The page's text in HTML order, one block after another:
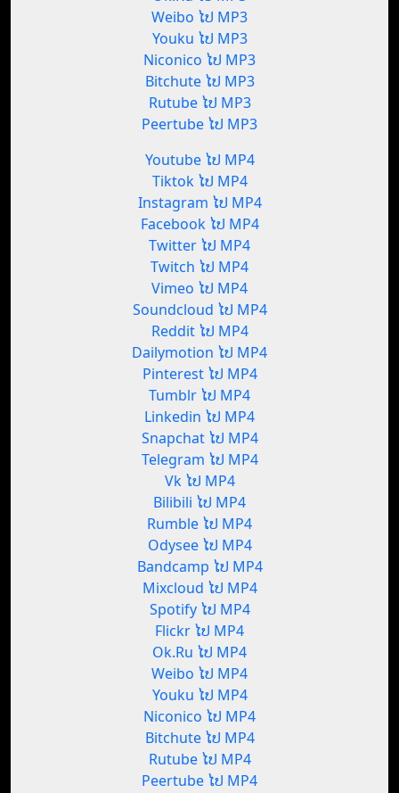
Weibo ໄປ MP3
Youku ໄປ MP3
Niconico ໄປ MP3
Bitchute ໄປ MP3
Rutube ໄປ MP3
Peertube ໄປ MP3
Youtube ໄປ MP4
Tiktok ໄປ MP4
Instagram ໄປ MP4
Facebook ໄປ MP4
Twitter ໄປ MP4
Twitch ໄປ MP4
Vimeo ໄປ MP4
Soundcloud ໄປ MP4
Reddit ໄປ MP4
Dailymotion ໄປ MP4
Pinterest ໄປ MP4
Tumblr ໄປ MP4
Linkedin ໄປ MP4
Snapchat ໄປ MP4
Telegram ໄປ MP4
Vk ໄປ MP4
Bilibili ໄປ MP4
Rumble ໄປ MP4
Odysee ໄປ MP4
Bandcamp ໄປ MP4
Mixcloud ໄປ MP4
Spotify ໄປ MP4
Flickr ໄປ MP4
Ok.Ru ໄປ MP4
Weibo ໄປ MP4
Youku ໄປ MP4
Niconico ໄປ MP4
Bitchute ໄປ MP4
Rutube ໄປ MP4
Peertube ໄປ MP4